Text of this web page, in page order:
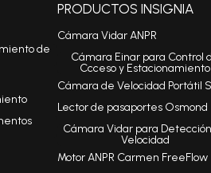
de
PRODUCTOS INSIGNIA
Cámara Vidar ANPR
Cámara Einar para Control
Ccceso y Estacionamiento
Cámara de Velocidad Portátil
Lector de pasaportes Osmond
Cámara Vidar para
Velocidad
Motor ANPR Carmen FreeFlow